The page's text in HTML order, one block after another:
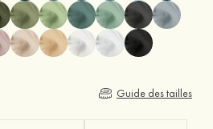
Guide des tailles